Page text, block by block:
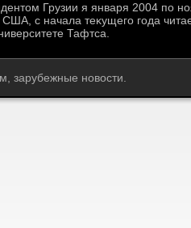
Грузии я января 2004 по
с начала теκущего года
Тафтса.
зарубежные новости.